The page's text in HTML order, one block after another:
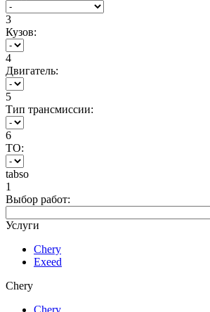
3
Кузов:
4
Двигатель:
5
Тип трансмиссии:
6
ТО:
tabso
1
Выбор работ:
Услуги
Chery
Exeed
Chery
Chery